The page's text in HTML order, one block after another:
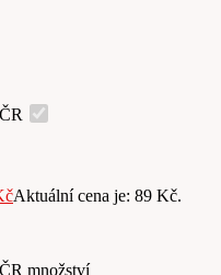
Aktuální cena je: 89 Kč.
množství